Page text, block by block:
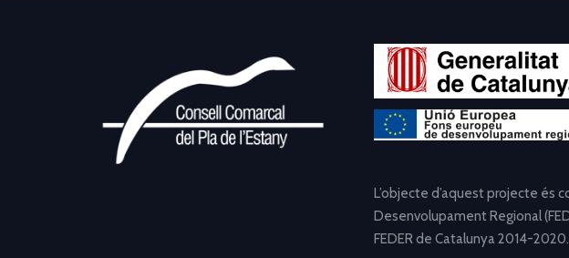
L’objecte d’aquest projecte és
Desenvolupament Regional
FEDER de Catalunya 2014-